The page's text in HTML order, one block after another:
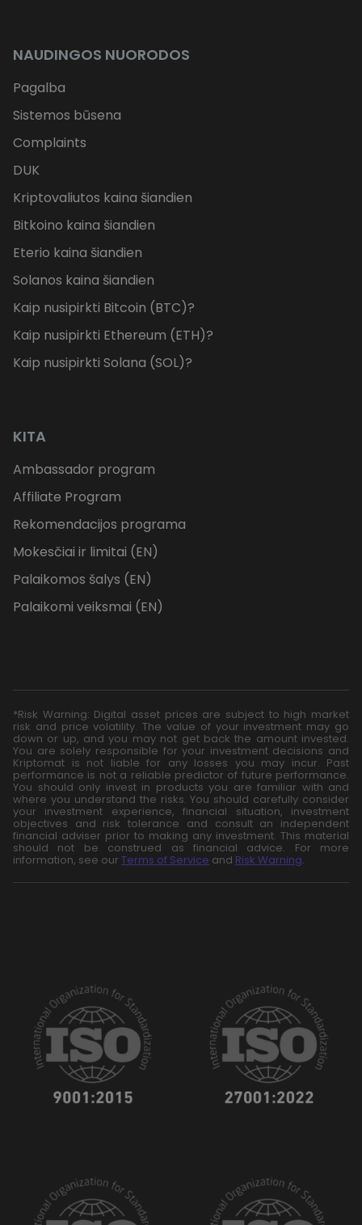
NAUDINGOS NUORODOS
Pagalba
Sistemos būsena
Complaints
DUK
Kriptovaliutos kaina šiandien
Bitkoino kaina šiandien
Eterio kaina šiandien
Solanos kaina šiandien
Kaip nusipirkti Bitcoin (BTC)?
Kaip nusipirkti Ethereum (ETH)?
Kaip nusipirkti Solana (SOL)?
KITA
Ambassador program
Affiliate Program
Rekomendacijos programa
Mokesčiai ir limitai (EN)
Palaikomos šalys (EN)
Palaikomi veiksmai (EN)
*Risk Warning: Digital asset prices are subject to high market
risk and price volatility. The value of your investment may go
down or up, and you may not get back the amount invested.
You are solely responsible for your investment decisions and
Kriptomat is not liable for any losses you may incur. Past
performance is not a reliable predictor of future performance.
You should only invest in products you are familiar with and
where you understand the risks. You should carefully consider
your investment experience, financial situation, investment
objectives and risk tolerance and consult an independent
financial adviser prior to making any investment. This material
should not be construed as financial advice. For more
information, see our Terms of Service and Risk Warning.